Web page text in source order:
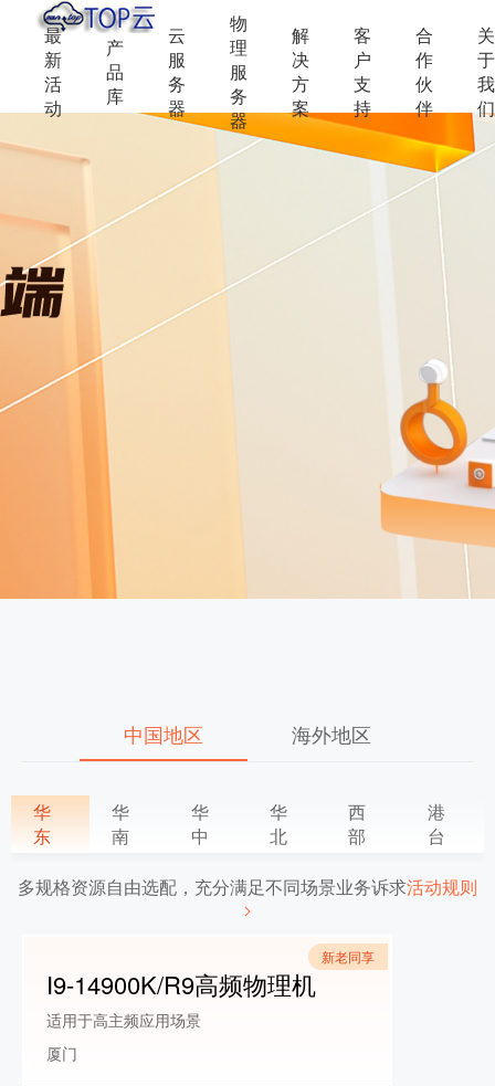
最
新
活
动
产
品
库
云
服
务
器
物
理
服
务
器
解
决
方
案
客
户
支
持
合
作
伙
伴
关
于
我
们
中国地区 海外地区
华
东
华
南
华
中
华
北
西
部
港
台
多规格资源自由选配，充分满足不同场景业务诉求活动规则
新老同享
I9-14900K/R9高频物理机
适用于高主频应用场景
厦门